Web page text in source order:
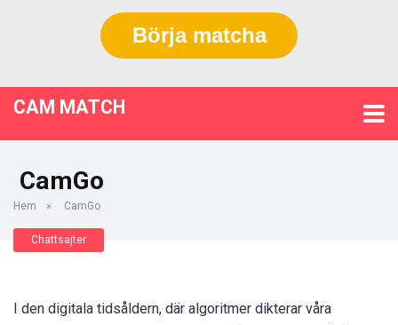
Börja matcha
CAM MATCH
CamGo
Hem » CamGo
Chattsajter
I den digitala tidsåldern, där algoritmer dikterar våra